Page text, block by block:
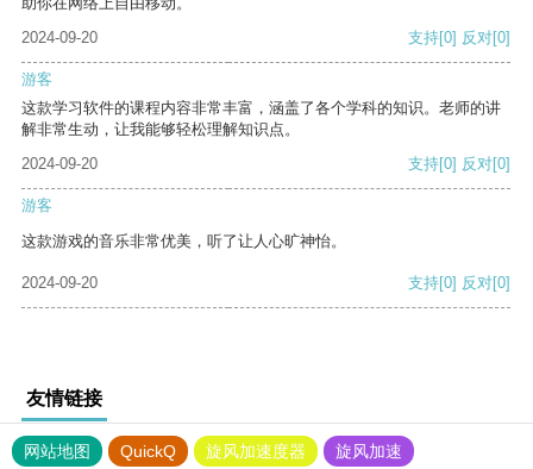
2024-09-20
支持[0] 反对[0]
游客
这款学习软件的课程内容非常丰富，涵盖了各个学科的知识。老师的讲
解非常生动，让我能够轻松理解知识点。
2024-09-20
支持[0] 反对[0]
游客
这款游戏的音乐非常优美，听了让人心旷神怡。
2024-09-20 支持[0] 反对[0]
友情链接
网站地图 QuickQ 旋风加速度器
旋风加速